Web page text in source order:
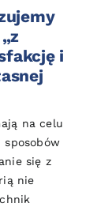
i
na celu
się z
nie